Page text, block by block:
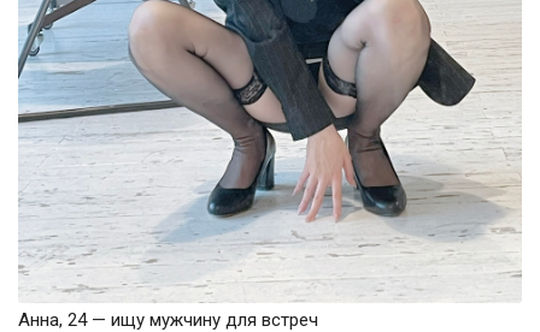
Анна, 24 — ищу мужчину для встреч